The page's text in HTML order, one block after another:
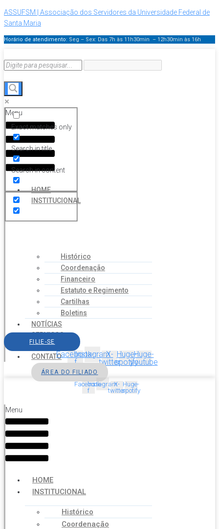
ASSUFSM | Associação dos Servidores da Universidade Federal de
Santa Maria
Horário de atendimento: Seg – Sex: Das 7h às 11h30min – 12h30min às 16h
Exact matches only
Search in title
Search in content
Menu
HOME
INSTITUCIONAL
Histórico
Coordenação
Financeiro
Estatuto e Regimento
Cartilhas
Boletins
NOTÍCIAS
SERVIÇOS
AGENDA
CONTATO
FILIE-SE
Facebook-
f
InstagramX-
twitter
Huge-
spotify
Huge-
youtube
ÁREA DO FILIADO
Facebook-
f
InstagramX-
twitter
Huge-
spotify
Menu
HOME
INSTITUCIONAL
Histórico
Coordenação